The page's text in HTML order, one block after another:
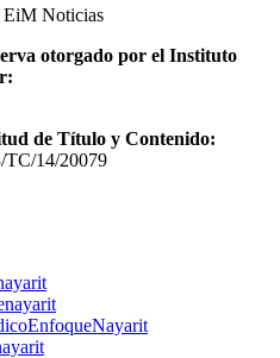
EiM Noticias
otorgado por el Instituto
de Título y Contenido:
TC/14/20079